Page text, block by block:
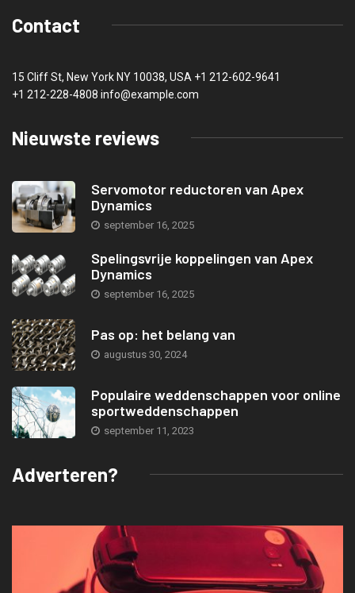
Contact
15 Cliff St, New York NY 10038, USA +1 212-602-9641
+1 212-228-4808 info@example.com
Nieuwste reviews
Servomotor reductoren van Apex
Dynamics
september 16, 2025
Spelingsvrije koppelingen van Apex
Dynamics
september 16, 2025
Pas op: het belang van
augustus 30, 2024
Populaire weddenschappen voor online
sportweddenschappen
september 11, 2023
Adverteren?